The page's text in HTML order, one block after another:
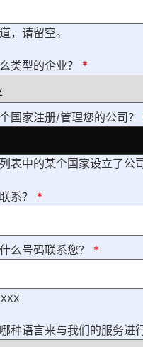
，请留空。
类型的企业？ *
国家注册/管理您的公司？
表中的某个国家设立了公
系？ *
么号码联系您？ *
种语言来与我们的服务进